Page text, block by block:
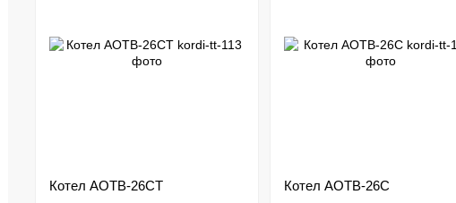
Котел АОТВ-26СТ Котел АОТВ-26С